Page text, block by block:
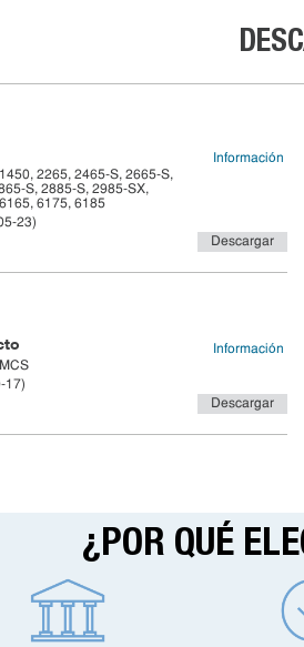
2265, 2465-S, 2665-S,
S, 2885-S, 2985-SX,
6175, 6185
23)
Información
Descargar
17)
Información
Descargar
¿POR QUÉ